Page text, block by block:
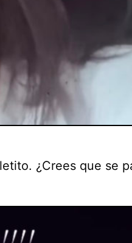
¿Crees que se